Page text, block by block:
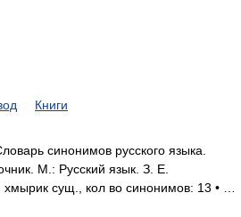
Книги
синонимов русского языка.
М.: Русский язык. З. Е.
хмырик сущ., кол во синонимов: 13 • …